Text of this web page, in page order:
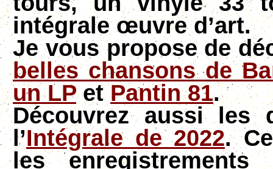
intégrale œuvre d’art.
Je vous propose de
belles chansons de
un LPetPantin 81.
Découvrez aussi les
l’Intégrale de 2022.
les